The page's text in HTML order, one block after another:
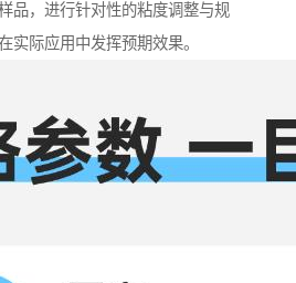
品，进行针对性的粘度调整与规
实际应用中发挥预期效果。